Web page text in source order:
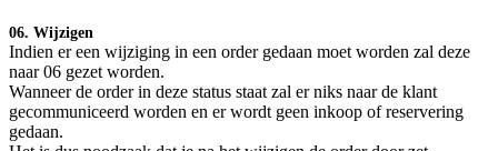
06. Wijzigen
Indien er een wijziging in een order gedaan moet worden zal deze
naar 06 gezet worden.
Wanneer de order in deze status staat zal er niks naar de klant
gecommuniceerd worden en er wordt geen inkoop of reservering
gedaan.